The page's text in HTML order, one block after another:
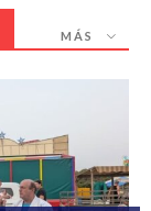
MÁS